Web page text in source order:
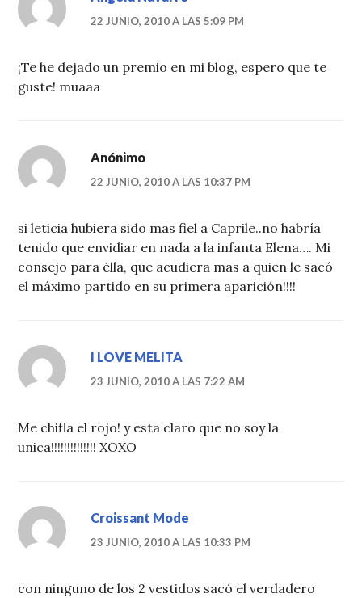
22 JUNIO, 2010 A LAS 5:09 PM
¡Te he dejado un premio en mi blog, espero que te
guste! muaaa
Anónimo
22 JUNIO, 2010 A LAS 10:37 PM
si leticia hubiera sido mas fiel a Caprile..no habría
tenido que envidiar en nada a la infanta Elena…. Mi
consejo para élla, que acudiera mas a quien le sacó
el máximo partido en su primera aparición!!!!
I LOVE MELITA
23 JUNIO, 2010 A LAS 7:22 AM
Me chifla el rojo! y esta claro que no soy la
unica!!!!!!!!!!!!!! XOXO
Croissant Mode
23 JUNIO, 2010 A LAS 10:33 PM
con ninguno de los 2 vestidos sacó el verdadero